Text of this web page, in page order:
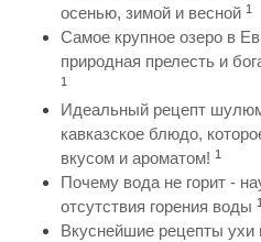
осенью, зимой и весной 1
Самое крупное озеро в
природная прелесть и
1
Идеальный рецепт
кавказское блюдо,
вкусом и ароматом! 1
Почему вода не горит -
отсутствия горения воды 1
Вкуснейшие рецепты ухи